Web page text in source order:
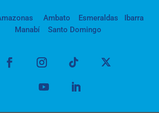
Ambato Esmeraldas
Ibarra
Manabí
Santo Domingo